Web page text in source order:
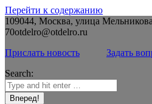
Перейти к содержанию
109044, Москва, улица
70otdelro@otdelro.ru
Прислать новость
Задать
Search: